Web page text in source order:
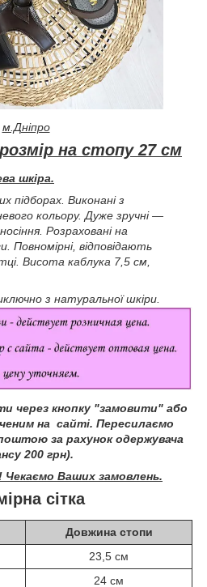
м.Дніпро
на стопу 27 см
шкіра.
підборах. Виконані з
кольору. Дуже зручні —
Розраховані на
Повномірні, відповідають
Висота каблука 7,5 см,
з натуральної шкіри.
через кнопку "замовити" або
на сайті. Пересилаємо
за рахунок одержувача
200 грн).
Ваших замовлень.
сітка
Довжина стопи
23,5 см
24 см